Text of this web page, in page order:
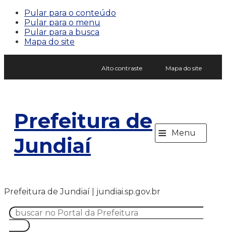
Pular para o conteúdo
Pular para o menu
Pular para a busca
Mapa do site
Alto contraste Mapa do site
Prefeitura de
Jundiaí
≡ Menu
Prefeitura de Jundiaí | jundiai.sp.gov.br